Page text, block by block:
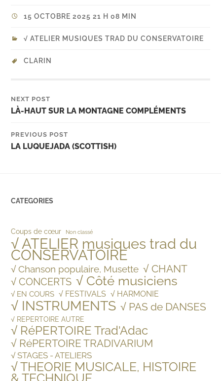
15 OCTOBRE 2025 21 H 08 MIN
√ ATELIER MUSIQUES TRAD DU CONSERVATOIRE
CLARIN
NEXT POST
LÀ-HAUT SUR LA MONTAGNE COMPLÉMENTS
PREVIOUS POST
LA LUQUEJADA (SCOTTISH)
CATEGORIES
Coups de cœur Non classé
√ ATELIER musiques trad du
CONSERVATOIRE
√ Chanson populaire, Musette √ CHANT
√ CONCERTS √ Côté musiciens
√ EN COURS √ FESTIVALS √ HARMONIE
√ INSTRUMENTS √ PAS de DANSES
√ REPERTOIRE AUTRE
√ RéPERTOIRE Trad'Adac
√ RéPERTOIRE TRADIVARIUM
√ STAGES - ATELIERS
√ THEORIE MUSICALE, HISTOIRE